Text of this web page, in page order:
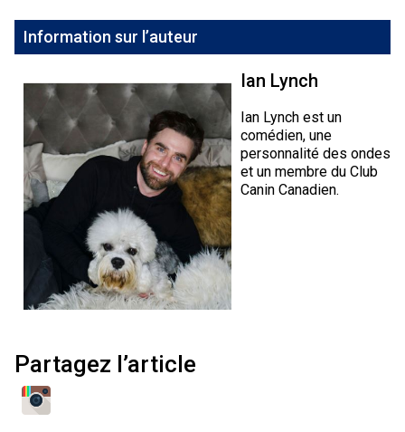
Information sur l’auteur
Ian Lynch
Ian Lynch est un
comédien, une
personnalité des ondes
et un membre du Club
Canin Canadien.
Partagez l’article